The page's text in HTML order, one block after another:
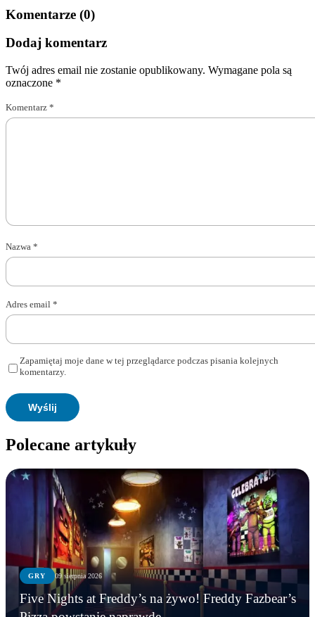
Komentarze (0)
Dodaj komentarz
Twój adres email nie zostanie opublikowany. Wymagane pola są
oznaczone *
Komentarz *
Nazwa *
Adres email *
Zapamiętaj moje dane w tej przeglądarce podczas pisania kolejnych
komentarzy.
Polecane artykuły
GRY 09 sierpnia 2026
Five Nights at Freddy’s na żywo! Freddy Fazbear’s